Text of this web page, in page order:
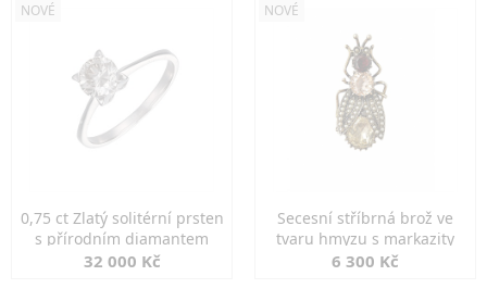
NOVÉ
0,75 ct Zlatý solitérní prsten
s přírodním diamantem
32 000 Kč
NOVÉ
Secesní stříbrná brož ve
tvaru hmyzu s markazity
6 300 Kč